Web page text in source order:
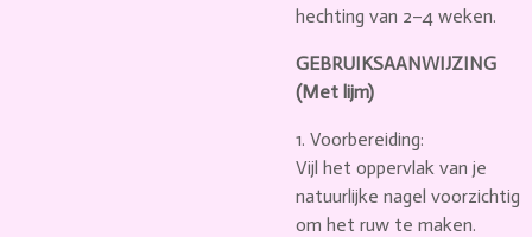
hechting van 2–4 weken.
GEBRUIKSAANWIJZING
(Met lijm)
1. Voorbereiding:
Vijl het oppervlak van je
natuurlijke nagel voorzichtig
om het ruw te maken.